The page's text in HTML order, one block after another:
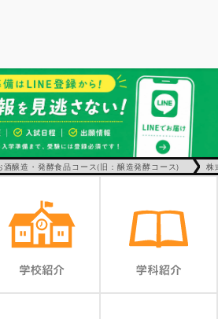
酒醸造・発酵食品コース(旧：醸造発酵コース) 株